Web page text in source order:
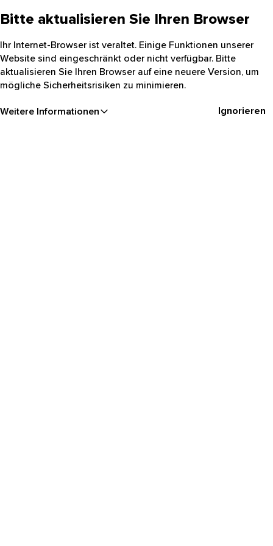
Bitte aktualisieren Sie Ihren Browser
Ihr Internet-Browser ist veraltet. Einige Funktionen unserer
Website sind eingeschränkt oder nicht verfügbar. Bitte
aktualisieren Sie Ihren Browser auf eine neuere Version, um
mögliche Sicherheitsrisiken zu minimieren.
Weitere Informationen Ignorieren